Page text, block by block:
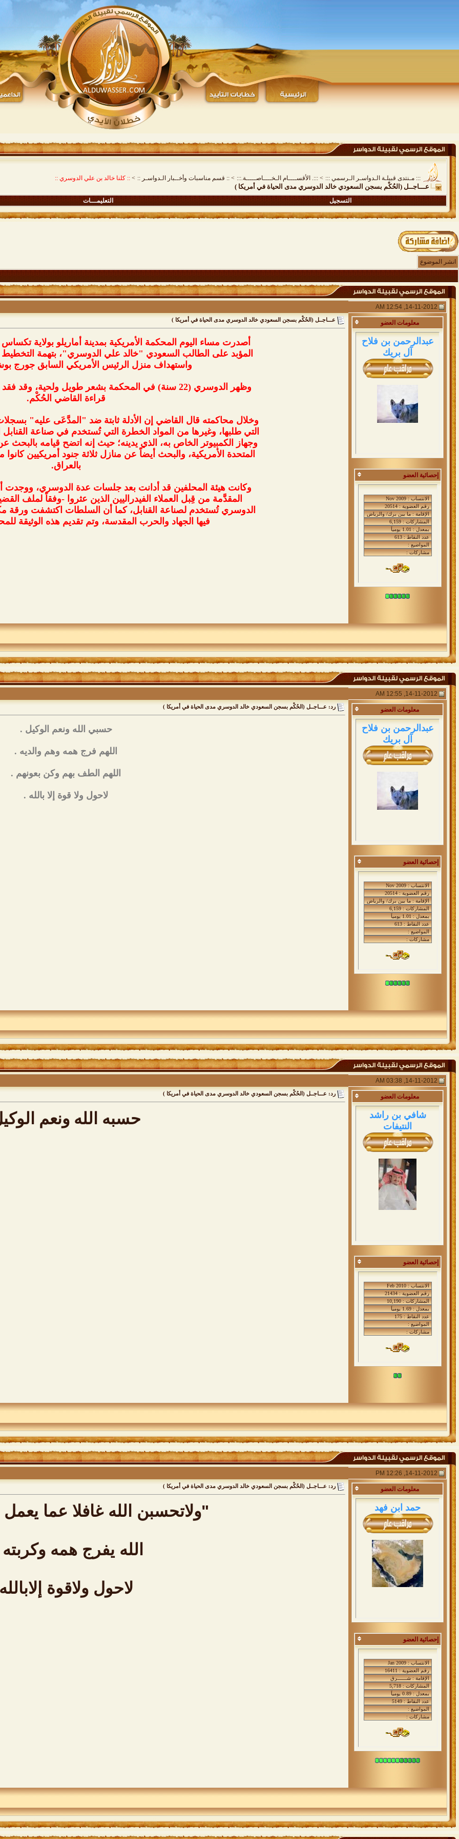
::: مـنتدى قبيلـة الـدواسـر الـرسمي ::: > :::. الأقســــام الـخــــاصـــــة.::: > :: قسم مناسبات وأخــبار الـدواسـر :: > :: كلنا خالد بن علي الدوسري ::
عـــاجــل (الحُكْم بسجن السعودي خالد الدوسري مدى الحياة في أمريكا )
التسجيل التعليمـــات
انشر الموضوع
معلومات العضو
عبدالرحمن بن فلاح
آل بريك
إحصائية العضو
عـــاجــل (الحُكْم بسجن السعودي خالد الدوسري مدى الحياة في أمريكا )
أصدرت مساء اليوم المحكمة الأمريكية بمدينة أماريلو بولاية
المؤبد على الطالب السعودي "خالد علي الدوسري"، بتهمة التخطيط
واستهداف منزل الرئيس الأمريكي السابق جورج
وظهر الدوسري (22 سنة) في المحكمة بشعر طويل ولحية،
قراءة القاضي الحُكْم.
وخلال محاكمته قال القاضي إن الأدلة ثابتة ضد "المدَّعَى عليه" بسجلات
التي طلبها، وغيرها من المواد الخطرة التي تُستخدم في صناعة
وجهاز الكمبيوتر الخاص به، الذي يدينه؛ حيث إنه اتضح قيامه بالبحث
المتحدة الأمريكية، والبحث أيضاً عن منازل ثلاثة جنود أمريكيين
بالعراق.
وكانت هيئة المحلفين قد أدانت بعد جلسات عدة الدوسري، ووجدت
المقدَّمة من قِبل العملاء الفيدراليين الذين عثروا -وفقاً لملف
الدوسري تُستخدم لصناعة القنابل، كما أن السلطات اكتشفت ورقة
فيها الجهاد والحرب المقدسة، وتم تقديم هذه الوثيقة
معلومات العضو
عبدالرحمن بن فلاح
آل بريك
إحصائية العضو
رد: عـــاجــل (الحُكْم بسجن السعودي خالد الدوسري مدى الحياة في أمريكا )
حسبي الله ونعم الوكيل .
اللهم فرج همه وهم والديه .
اللهم الطف بهم وكن بعونهم .
لاحول ولا قوة إلا بالله .
معلومات العضو
شافي بن راشد
النتيفات
إحصائية العضو
رد: عـــاجــل (الحُكْم بسجن السعودي خالد الدوسري مدى الحياة في أمريكا )
حسبه الله ونعم
معلومات العضو
حمد ابن فهد
إحصائية العضو
رد: عـــاجــل (الحُكْم بسجن السعودي خالد الدوسري مدى الحياة في أمريكا )
"ولاتحسبن الله غافلا عما
الله يفرج همه
لاحول ولاقوة